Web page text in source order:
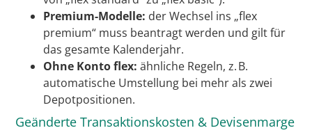
Premium-Modelle: der Wechsel ins „flex
premium“ muss beantragt werden und gilt für
das gesamte Kalenderjahr.
Ohne Konto flex: ähnliche Regeln, z. B.
automatische Umstellung bei mehr als zwei
Depotpositionen.
Geänderte Transaktionskosten & Devisenmarge